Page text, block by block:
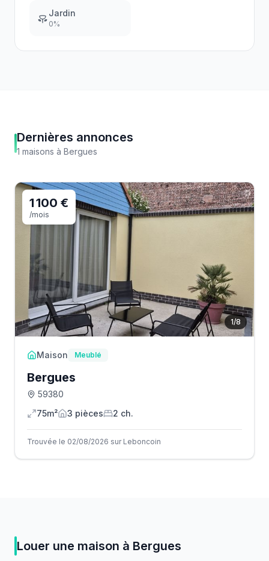
Jardin
0%
Dernières annonces
1 maisons à Bergues
1/8
1 100 €
/mois
Maison Meublé
Bergues
59380
75m²
3 pièces 2 ch.
Trouvée le 02/08/2026 sur Leboncoin
Louer une maison à Bergues